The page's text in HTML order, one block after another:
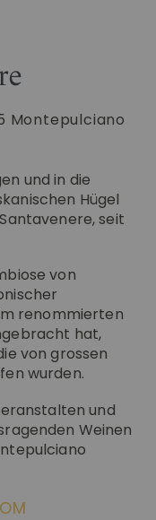
Montepulciano
und in die
Hügel
seit
von
renommierten
hat,
von grossen
wurden.
und
Weinen